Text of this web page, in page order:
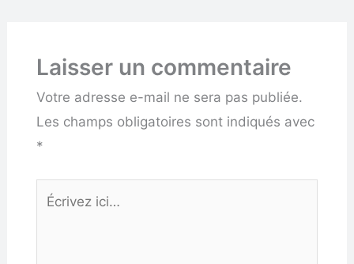
Laisser un commentaire
Votre adresse e-mail ne sera pas publiée.
Les champs obligatoires sont indiqués avec
*
Écrivez